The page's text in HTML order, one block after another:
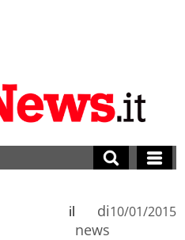
di
news
il 10/01/2015